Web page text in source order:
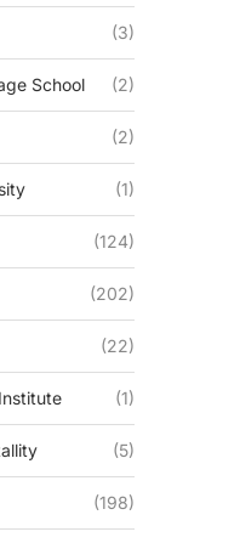
(3)
School (2)
(2)
(1)
(124)
(202)
(22)
(1)
(5)
(198)